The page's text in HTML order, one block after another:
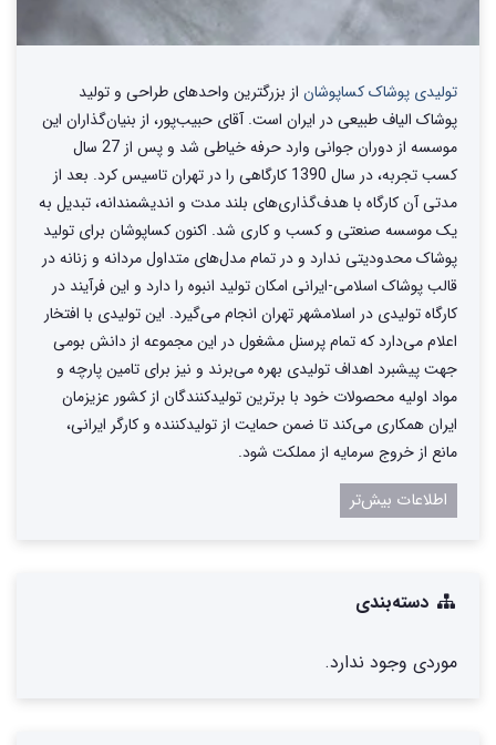
تولیدی پوشاک کساپوشان از بزرگترین واحد‌های طراحی و تولید‌
پوشاک الیاف طبیعی در ایران است. آقای حبیب‌پور، از بنیان‌گذاران این
موسسه از دوران جوانی وارد حرفه خیاطی شد و پس از 27 سال
کسب تجربه، در سال 1390 کارگاهی را در تهران تاسیس کرد. بعد از
مدتی آن کارگاه با هدف‌گذاری‌های بلند مدت و اندیشمندانه، تبدیل به
یک موسسه صنعتی و کسب و کاری شد. اکنون کساپوشان برای تولید
پوشاک محدودیتی ندارد و در تمام مدل‌های متداول مردانه و زنانه در
قالب پوشاک اسلامی-ایرانی امکان تولید انبوه را دارد و این فرآیند در
کارگاه تولیدی در اسلامشهر تهران انجام می‌گیرد. این تولیدی با افتخار
اعلام می‌دارد که تمام پرسنل مشغول در این مجموعه از دانش بومی
جهت پیشبرد اهداف تولیدی بهره می‌برند و نیز برای تامین پارچه و
مواد اولیه محصولات خود با برترین تولیدکنندگان از کشور عزیزمان
ایران همکاری می‌کند تا ضمن حمایت از تولیدکننده و کارگر ایرانی،
مانع از خروج سرمایه از مملکت شود.
اطلاعات بیش‌تر
دسته‌بندی
موردی وجود ندارد.